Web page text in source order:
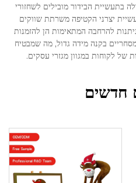
בתעשיית הבידור מובילים לשחזורי
יצרני הקטיפה משרתת שווקים
להרחבה המתאימות הן להזמנות
בקנה מידה גדול, מה שמבטיח
של לקוחות במגוון מגזרי עסקים.
חדשים